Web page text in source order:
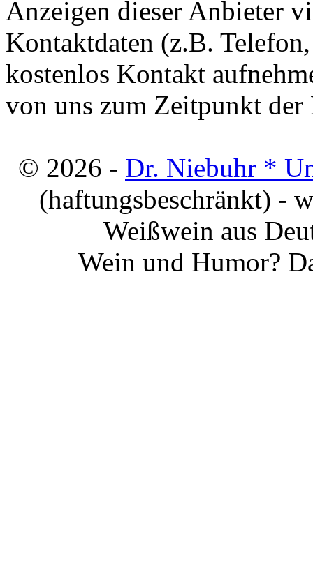
Anzeigen dieser Anbieter
Kontaktdaten (z.B.
kostenlos Kontakt
von uns zum Zeitpunkt
© 2026 - Dr. Niebuhr *
(haftungsbeschränkt) -
Weißwein aus
Wein und Humor?